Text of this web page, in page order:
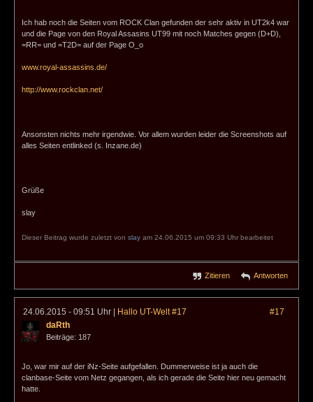
Ich hab noch die Seiten vom ROCK Clan gefunden der sehr aktiv in UT2k4 war
und die Page von den Royal Assasins UT99 mit noch Matches gegen (D+D),
=RR= und =T2D= auf der Page O_o
www.royal-assassins.de/
http://www.rockclan.net/
Ansonsten nichts mehr irgendwie. Vor allem wurden leider die Screenshots auf
alles Seiten entlinked (s. Inzane.de)
Grüße
slay
Dieser Beitrag wurde zuletzt von slay am 24.06.2015 um 09:33 Uhr bearbeitet
Zitieren Antworten
24.06.2015 - 09:51 Uhr | Hallo UT-Welt #17
#17
daRth
Beiträge: 187
Jo, war mir auf der iNz-Seite aufgefallen. Dummerweise ist ja auch die
clanbase-Seite vom Netz gegangen, als ich gerade die Seite hier neu gemacht
hatte.